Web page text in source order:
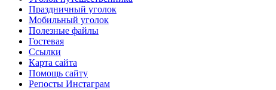
Праздничный уголок
Мобильный уголок
Полезные файлы
Гостевая
Ссылки
Карта сайта
Помощь сайту
Репосты Инстаграм